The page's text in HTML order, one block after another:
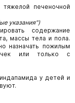
печеночной
указания")
содержание
массы тела и пола.
назначать пожилым
или только с
у детей и